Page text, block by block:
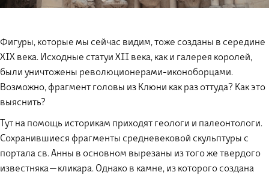
Фигуры, которые мы сейчас видим, тоже созданы в середине
XIX века. Исходные статуи XII века, как и галерея королей,
были уничтожены революционерами-иконоборцами.
Возможно, фрагмент головы из Клюни как раз оттуда? Как это
выяснить?
Тут на помощь историкам приходят геологи и палеонтологи.
Сохранившиеся фрагменты средневековой скульптуры с
портала св. Анны в основном вырезаны из того же твердого
известняка — кликара. Однако в камне, из которого создана